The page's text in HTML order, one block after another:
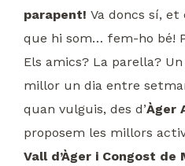
parapent! Va doncs sí,
que hi som… fem-ho bé!
Els amics? La parella?
millor un dia entre
quan vulguis, des d’Àger
proposem les millors
Vall d’Àger i Congost de